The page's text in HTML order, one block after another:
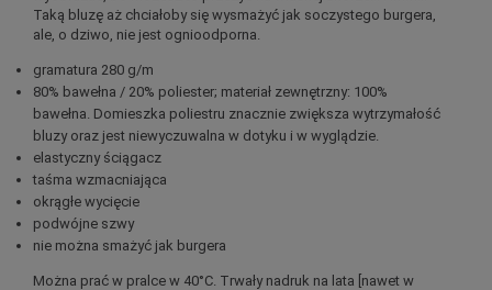
Taką bluzę aż chciałoby się wysmażyć jak soczystego burgera,
ale, o dziwo, nie jest ognioodporna.
gramatura 280 g/m
80% bawełna / 20% poliester; materiał zewnętrzny: 100%
bawełna. Domieszka poliestru znacznie zwiększa wytrzymałość
bluzy oraz jest niewyczuwalna w dotyku i w wyglądzie.
elastyczny ściągacz
taśma wzmacniająca
okrągłe wycięcie
podwójne szwy
niemożna smażyć jak burgera
Można prać w pralce w 40°C. Trwały nadruk na lata [nawet w